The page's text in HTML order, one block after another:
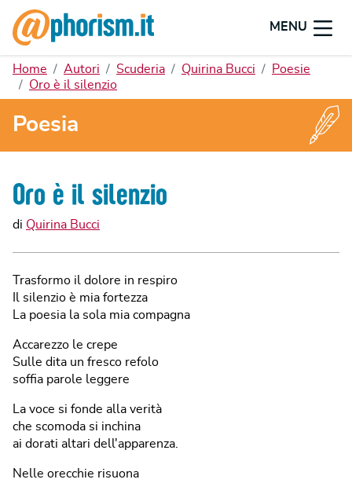
MENU
Home Autori Scuderia Quirina Bucci
Poesie
Oro è il silenzio
Poesia
Oro è il silenzio
di Quirina Bucci
Trasformo il dolore in respiro
Il silenzio è mia fortezza
La poesia la sola mia compagna
Accarezzo le crepe
Sulle dita un fresco refolo
soffia parole leggere
La voce si fonde alla verità
che scomoda si inchina
ai dorati altari dell'apparenza.
Nelle orecchie risuona